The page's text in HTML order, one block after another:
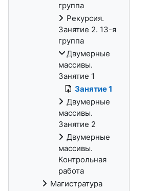
группа
Рекурсия.
Занятие 2. 13-я
группа
Двумерные
массивы.
Занятие 1
Занятие 1
Двумерные
массивы.
Занятие 2
Двумерные
массивы.
Контрольная
работа
Магистратура